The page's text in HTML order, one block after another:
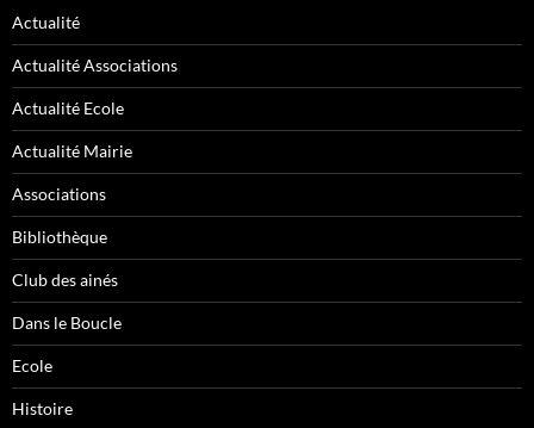
Actualité
Actualité Associations
Actualité Ecole
Actualité Mairie
Associations
Bibliothèque
Club des ainés
Dans le Boucle
Ecole
Histoire